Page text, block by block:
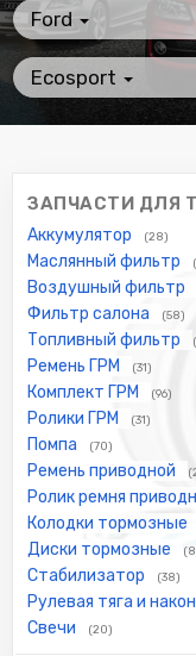
Ford
Ecosport
ЗАПЧАСТИ ДЛЯ
Аккумулятор (28)
Маслянный фильтр
Воздушный фильтр
Фильтр салона (58)
Топливный фильтр
Ремень ГРМ (31)
Комплект ГРМ (96)
Ролики ГРМ (31)
Помпа (70)
Ремень приводной
Ролик ремня
Колодки тормозные
Диски тормозные
Стабилизатор (38)
Рулевая тяга и
Свечи (20)